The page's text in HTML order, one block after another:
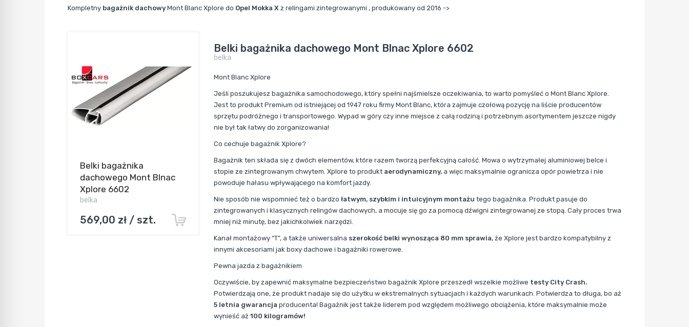
Kompletny bagażnik dachowy Mont Blanc Xplore do Opel Mokka X z relingami zintegrowanymi , produkowany od 2016 ->
Belki bagażnika
dachowego Mont Blnac
Xplore 6602
belka
569,00 zł / szt.
Belki bagażnika dachowego Mont Blnac Xplore 6602
belka
Mont Blanc Xplore
Jeśli poszukujesz bagażnika samochodowego, który spełni najśmielsze oczekiwania, to warto pomyśleć o Mont Blanc Xplore.
Jest to produkt Premium od istniejącej od 1947 roku firmy Mont Blanc, która zajmuje czołową pozycję na liście producentów
sprzętu podróżnego i transportowego. Wypad w góry czy inne miejsce z całą rodziną i potrzebnym asortymentem jeszcze nigdy
nie był tak łatwy do zorganizowania!
Co cechuje bagażnik Xplore?
Bagażnik ten składa się z dwóch elementów, które razem tworzą perfekcyjną całość. Mowa o wytrzymałej aluminiowej belce i
stopie ze zintegrowanym chwytem. Xplore to produkt aerodynamiczny, a więc maksymalnie ogranicza opór powietrza i nie
powoduje hałasu wpływającego na komfort jazdy.
Nie sposób nie wspomnieć też o bardzo łatwym, szybkim i intuicyjnym montażu tego bagażnika. Produkt pasuje do
zintegrowanych i klasycznych relingów dachowych, a mocuje się go za pomocą dźwigni zintegrowanej ze stopą. Cały proces trwa
mniej niż minutę, bez jakichkolwiek narzędzi.
Kanał montażowy “T”, a także uniwersalna szerokość belki wynosząca 80 mm sprawia, że Xplore jest bardzo kompatybilny z
innymi akcesoriami jak boxy dachowe i bagażniki rowerowe.
Pewna jazda z bagażnikiem
Oczywiście, by zapewnić maksymalne bezpieczeństwo bagażnik Xplore przeszedł wszelkie możliwe testy City Crash.
Potwierdzają one, że produkt nadaje się do użytku w ekstremalnych sytuacjach i każdych warunkach. Potwierdza to długa, bo aż
5 letnia gwarancja producenta! Bagażnik jest także liderem pod względem możliwego obciążenia, które maksymalnie może
wynieść aż 100 kilogramów!